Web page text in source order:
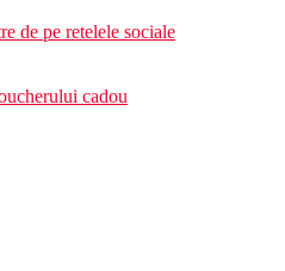
de pe retelele sociale
cadou